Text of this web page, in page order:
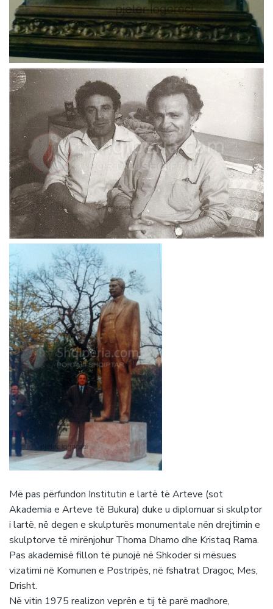
Më pas përfundon Institutin e lartë të Arteve (sot
Akademia e Arteve të Bukura) duke u diplomuar si skulptor
i lartë, në degen e skulpturës monumentale nën drejtimin e
skulptorve të mirënjohur Thoma Dhamo dhe Kristaq Rama.
Pas akademisë fillon të punojë në Shkoder si mësues
vizatimi në Komunen e Postripës, në fshatrat Dragoc, Mes,
Drisht.
Në vitin 1975 realizon veprën e tij të parë madhore,